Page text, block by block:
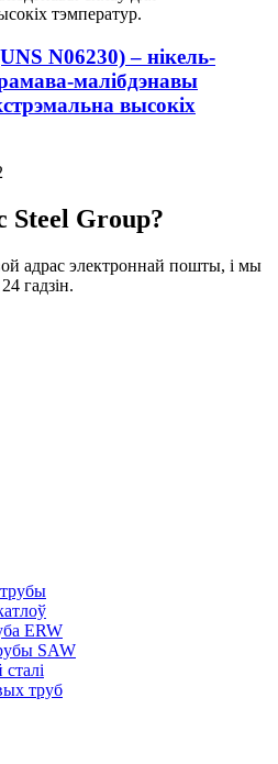
N06230) – нікель-
малібдэнавы
высокіх
Steel Group?
адрас электроннай пошты, і мы
гадзін.
ERW
SAW
труб